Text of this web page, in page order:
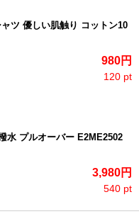
ツ 優しい肌触り コットン10
980円
120 pt
水 プルオーバー E2ME2502
3,980円
540 pt